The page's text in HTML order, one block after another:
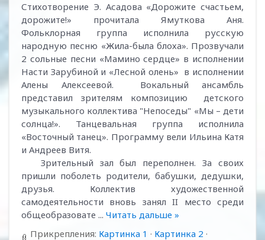
Стихотворение Э. Асадова «Дорожите счастьем,
дорожите!» прочитала Ямуткова Аня.
Фольклорная группа исполнила русскую
народную песню «Жила-была блоха». Прозвучали
2 сольные песни «Мамино сердце» в исполнении
Насти Зарубиной и «Лесной олень» в исполнении
Алены Алексеевой. Вокальный ансамбль
представил зрителям композицию детского
музыкального коллектива "Непоседы" «Мы – дети
солнца!». Танцевальная группа исполнила
«Восточный танец». Программу вели Ильина Катя
и Андреев Витя.
Зрительный зал был переполнен. За своих
пришли поболеть родители, бабушки, дедушки,
друзья. Коллектив художественной
самодеятельности вновь занял II место среди
общеобразовате ... Читать дальше »
Прикрепления: Картинка 1 · Картинка 2 ·